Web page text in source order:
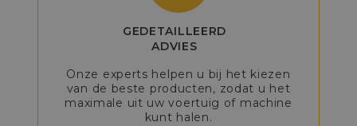
GEDETAILLEERD
ADVIES
Onze experts helpen u bij het kiezen
van de beste producten, zodat u het
maximale uit uw voertuig of machine
kunt halen.